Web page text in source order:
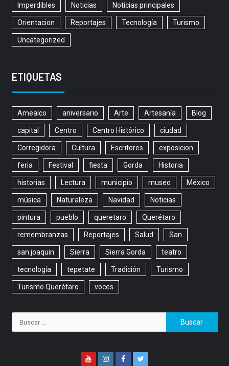
Imperdibles Noticias Noticias principales
Orientacion Reportajes Tecnología Turismo
Uncategorized
ETIQUETAS
Amealco aniversario Arte Artesanía Blog
capital Centro Centro Histórico ciudad
Corregidora Cultura Escritores exposicion
feria Festival fiesta Gorda Historia
historias Lectura municipio museo México
música Naturaleza Navidad Noticias
pintura pueblo queretaro Querétaro
remembranzas Reportajes Salud San
san joaquin Sierra Sierra Gorda teatro
tecnología tepetate Tradición Turismo
Turismo Querétaro voces